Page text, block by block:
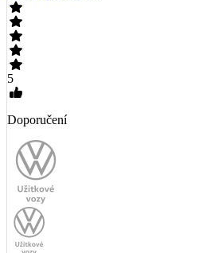
5
Doporučení